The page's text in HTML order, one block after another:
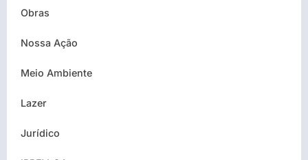
Obras
Nossa Ação
Meio Ambiente
Lazer
Jurídico